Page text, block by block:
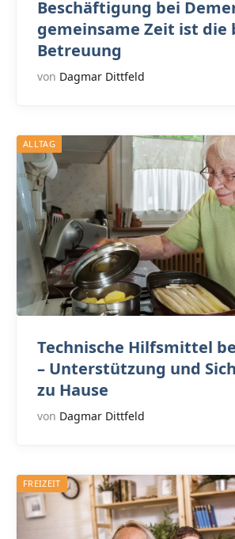
Beschäftigung bei
gemeinsame Zeit ist die
Betreuung
von Dagmar Dittfeld
ALLTAG
Technische Hilfsmittel
– Unterstützung und
zu Hause
von Dagmar Dittfeld
FREIZEIT